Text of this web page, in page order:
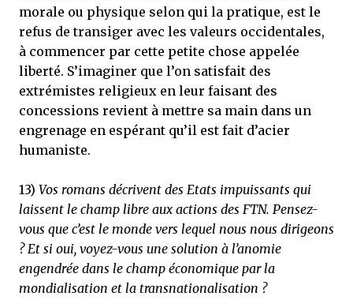
morale ou physique selon qui la pratique, est le
refus de transiger avec les valeurs occidentales,
à commencer par cette petite chose appelée
liberté. S’imaginer que l’on satisfait des
extrémistes religieux en leur faisant des
concessions revient à mettre sa main dans un
engrenage en espérant qu’il est fait d’acier
humaniste.
13) Vos romans décrivent des Etats impuissants qui
laissent le champ libre aux actions des FTN. Pensez-
vous que c’est le monde vers lequel nous nous dirigeons
? Et si oui, voyez-vous une solution à l’anomie
engendrée dans le champ économique par la
mondialisation et la transnationalisation ?